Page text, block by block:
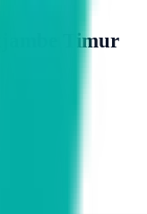
Timur